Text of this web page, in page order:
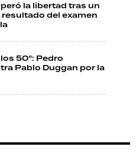
la libertad tras un
del examen
50": Pedro
Pablo Duggan por la